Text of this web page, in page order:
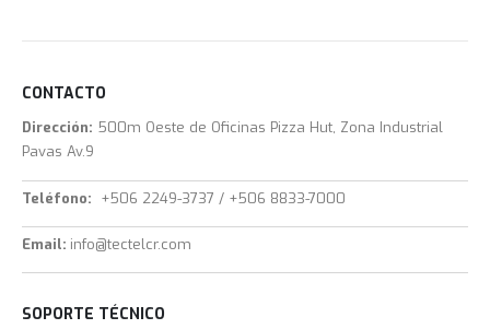
CONTACTO
Dirección: 500m Oeste de Oficinas Pizza Hut, Zona Industrial
Pavas Av.9
Teléfono: +506 2249-3737 / +506 8833-7000
Email: info@tectelcr.com
SOPORTE TÉCNICO